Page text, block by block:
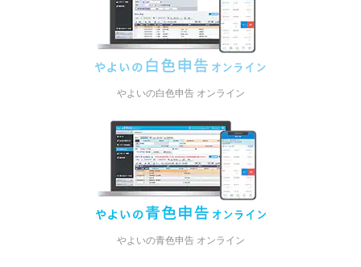
やよいの白色申告 オンライン
やよいの青色申告 オンライン